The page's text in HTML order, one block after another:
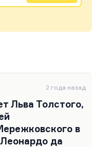
2 года назад
Льва Толстого,
в
да